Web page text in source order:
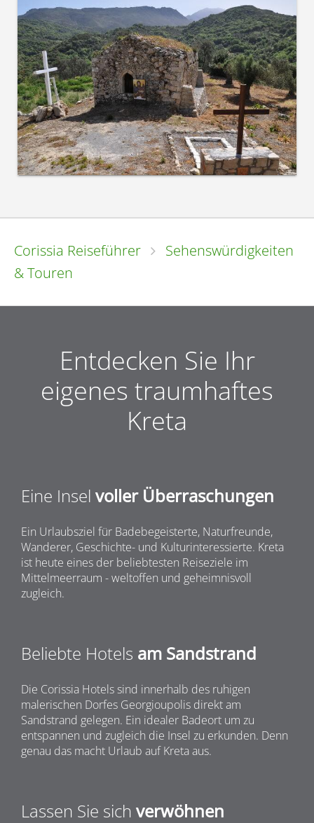
Corissia Reiseführer
Sehenswürdigkeiten
& Touren
Entdecken Sie Ihr
eigenes traumhaftes
Kreta
Eine Insel voller Überraschungen
Ein Urlaubsziel für Badebegeisterte, Naturfreunde,
Wanderer, Geschichte- und Kulturinteressierte. Kreta
ist heute eines der beliebtesten Reiseziele im
Mittelmeerraum - weltoffen und geheimnisvoll
zugleich.
Beliebte Hotels am Sandstrand
Die Corissia Hotels sind innerhalb des ruhigen
malerischen Dorfes Georgioupolis direkt am
Sandstrand gelegen. Ein idealer Badeort um zu
entspannen und zugleich die Insel zu erkunden. Denn
genau das macht Urlaub auf Kreta aus.
Lassen Sie sich verwöhnen